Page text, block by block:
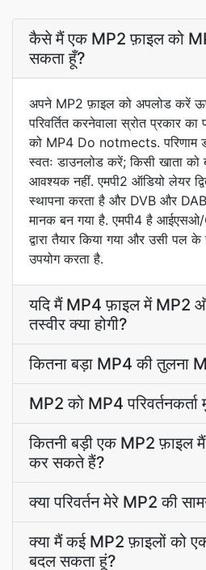
कैसे मैं एक MP2 फ़ाइल को
सकता हूँ?
अपने MP2 फ़ाइल को अपलोड करें
परिवर्तित करनेवाला स्रोत प्रकार
को MP4 Do notmects. परिणाम
स्वतः डाउनलोड करें; किसी खाता
आवश्यक नहीं. एमपी2 ऑडियो लेयर
स्थापना करता है और DVB और
मानक बन गया है. एमपी4 है
द्वारा तैयार किया गया और उसी पल
उपयोग करता है.
यदि मैं MP4 फ़ाइल में MP2
तस्वीर क्या होगी?
कितना बड़ा MP4 की तुलना
MP2 को MP4 परिवर्तनकर्ता
कितनी बड़ी एक MP2 फ़ाइल मैं
कर सकते हैं?
क्या परिवर्तन मेरे MP2 की
क्या मैं कई MP2 फ़ाइलों को
बदल सकता हूं?